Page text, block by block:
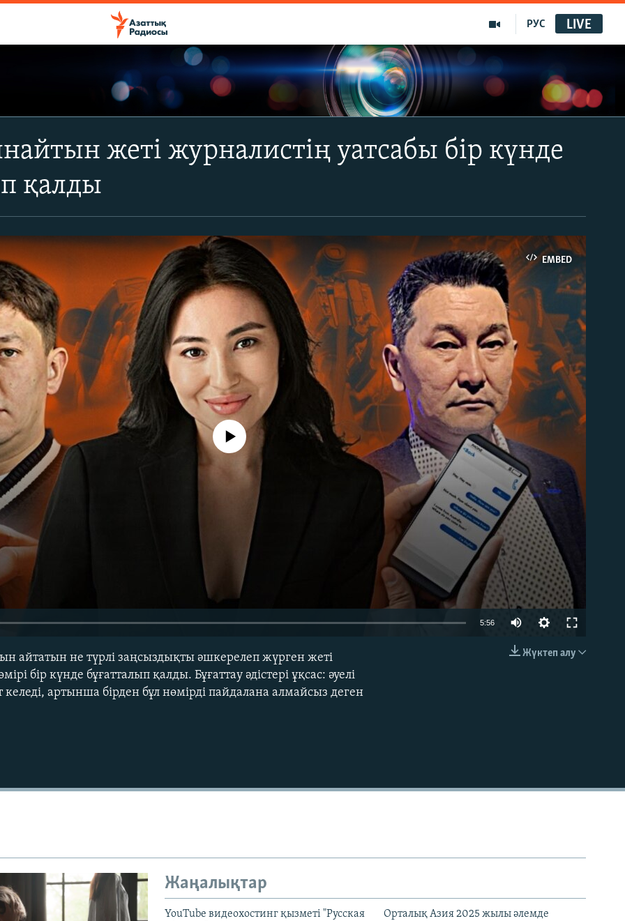
РУС LIVE
жеті журналистің уатсабы бір күнде
қалды
EMBED
EMBED
No media source currently available
5:56
Жүктеп алу
айтатын не түрлі заңсыздықты әшкерелеп жүрген жеті
бір күнде бұғатталып қалды. Бұғаттау әдістері ұқсас: әуелі
келеді, артынша бірден бұл нөмірді пайдалана алмайсыз деген
Жаңалықтар
YouTube видеохостинг қызметі "Русская
Орталық Азия 2025 жылы әлемде